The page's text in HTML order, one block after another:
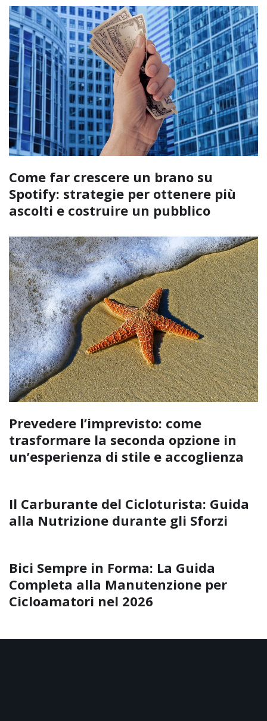
Come far crescere un brano su
Spotify: strategie per ottenere più
ascolti e costruire un pubblico
Prevedere l’imprevisto: come
trasformare la seconda opzione in
un’esperienza di stile e accoglienza
Il Carburante del Cicloturista: Guida
alla Nutrizione durante gli Sforzi
Bici Sempre in Forma: La Guida
Completa alla Manutenzione per
Cicloamatori nel 2026